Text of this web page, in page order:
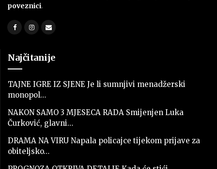
poveznici.
Najčitanije
TAJNE IGRE IZ SJENE Je li sumnjivi menadžerski
monopol…
NAKON SAMO 3 MJESECA RADA Smijenjen Luka
Čurković, glavni…
DRAMA NA VIRU Napala policajce tijekom prijave za
obiteljsko…